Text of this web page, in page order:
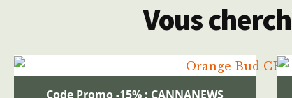
Vous
Code Promo -15% : CANNANEWS